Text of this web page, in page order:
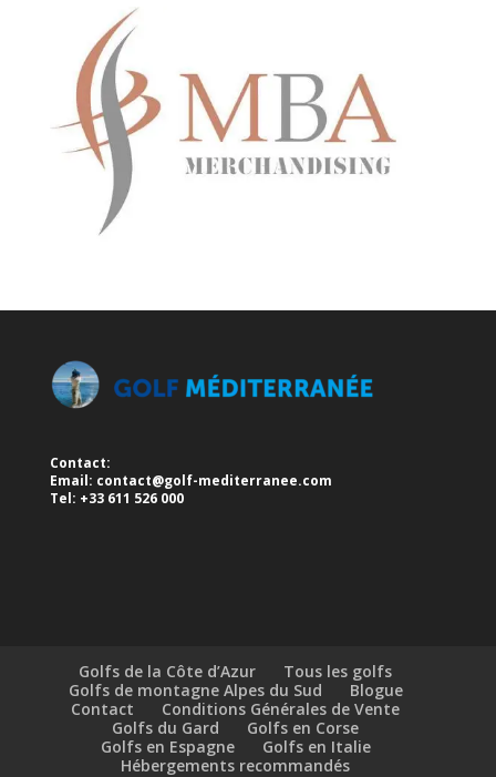
Contact:
Email: contact@golf-mediterranee.com
Tel: +33 611 526 000
Golfs de la Côte d’Azur
Tous les golfs
Golfs de montagne Alpes du Sud
Blogue
Contact
Conditions Générales de Vente
Golfs du Gard
Golfs en Corse
Golfs en Espagne
Golfs en Italie
Hébergements recommandés